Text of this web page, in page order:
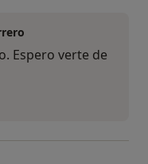
Espero verte de